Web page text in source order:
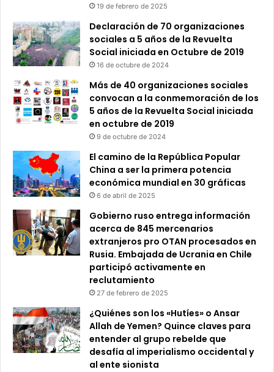
19 de febrero de 2025
Declaración de 70 organizaciones
sociales a 5 años de la Revuelta
Social iniciada en Octubre de 2019
16 de octubre de 2024
Más de 40 organizaciones sociales
convocan a la conmemoración de los
5 años de la Revuelta Social iniciada
en octubre de 2019
9 de octubre de 2024
El camino de la República Popular
China a ser la primera potencia
económica mundial en 30 gráficas
6 de abril de 2025
Gobierno ruso entrega información
acerca de 845 mercenarios
extranjeros pro OTAN procesados en
Rusia. Embajada de Ucrania en Chile
participó activamente en
reclutamiento
27 de febrero de 2025
¿Quiénes son los «Hutíes» o Ansar
Allah de Yemen? Quince claves para
entender al grupo rebelde que
desafía al imperialismo occidental y
al ente sionista